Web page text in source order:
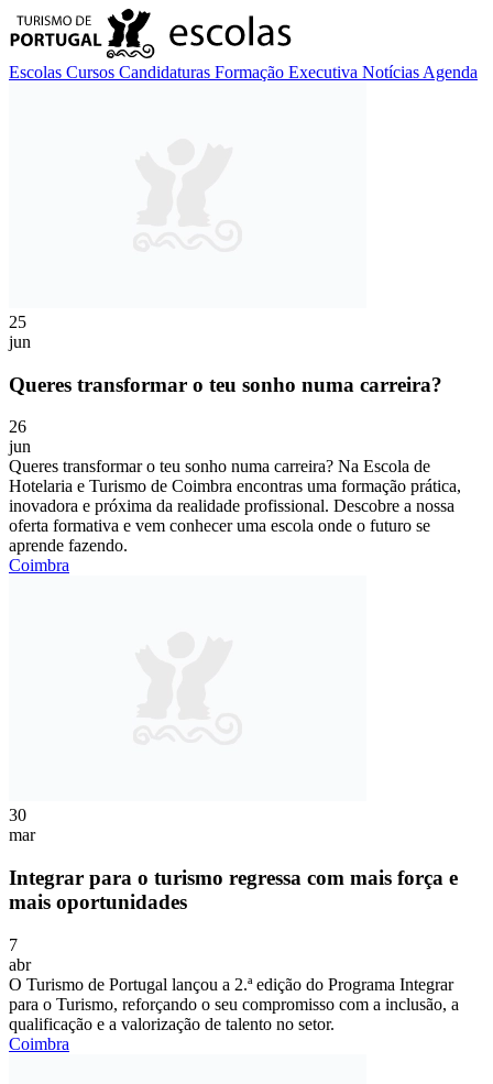
Escolas Cursos Candidaturas Formação Executiva Notícias Agenda
25
jun
Queres transformar o teu sonho numa carreira?
26
jun
Queres transformar o teu sonho numa carreira? Na Escola de
Hotelaria e Turismo de Coimbra encontras uma formação prática,
inovadora e próxima da realidade profissional. Descobre a nossa
oferta formativa e vem conhecer uma escola onde o futuro se
aprende fazendo.
Coimbra
30
mar
Integrar para o turismo regressa com mais força e
mais oportunidades
7
abr
O Turismo de Portugal lançou a 2.ª edição do Programa Integrar
para o Turismo, reforçando o seu compromisso com a inclusão, a
qualificação e a valorização de talento no setor.
Coimbra